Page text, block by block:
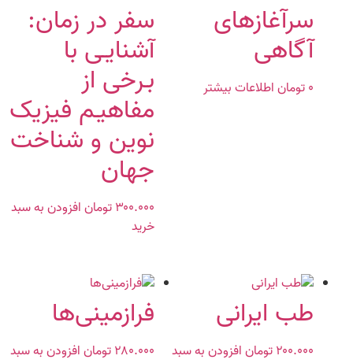
سرآغازهای
آگاهی
۰توماناطلاعات بیشتر
سفر در زمان:
آشنایـی ‌با
بـرخی از
مفاهیـم فیزیک
نوین و شناخت
جهان
۳۰۰.۰۰۰تومان افزودن به سبد
خرید
طب ایرانی
۲۰۰.۰۰۰تومانافزودن به سبد
فرازمینی‌ها
۲۸۰.۰۰۰تومان افزودن به سبد